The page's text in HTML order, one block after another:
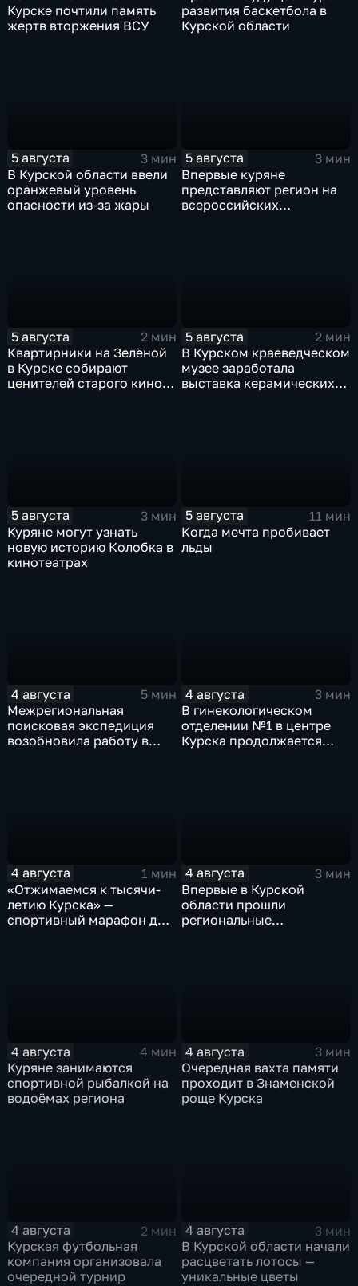
Курске почтили память
жертв вторжения ВСУ
развития баскетбола в
Курской области
5 августа
3 мин
В Курской области ввели
оранжевый уровень
опасности из-за жары
5 августа
3 мин
Впервые куряне
представляют регион на
всероссийских
5 августа
2 мин
Квартирники на Зелёной
в Курске собирают
ценителей старого кино
5 августа
2 мин
В Курском краеведческом
музее заработала
выставка керамических
5 августа
3 мин
Куряне могут узнать
новую историю Колобка в
кинотеатрах
5 августа
11 мин
Когда мечта пробивает
льды
4 августа
5 мин
Межрегиональная
поисковая экспедиция
возобновила работу в
4 августа
3 мин
В гинекологическом
отделении №1 в центре
Курска продолжается
4 августа
1 мин
«Отжимаемся к тысячи-
летию Курска» —
спортивный марафон для
4 августа
3 мин
Впервые в Курской
области прошли
региональные
4 августа
4 мин
Куряне занимаются
спортивной рыбалкой на
водоёмах региона
4 августа
3 мин
Очередная вахта памяти
проходит в Знаменской
роще Курска
4 августа
2 мин
Курская футбольная
компания организовала
очередной турнир
4 августа
3 мин
В Курской области начали
расцветать лотосы —
уникальные цветы